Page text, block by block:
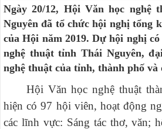
Ngày 20/12, Hội Văn học nghệ
Nguyên đã tổ chức hội nghị tổng
của Hội năm 2019. Dự hội nghị
nghệ thuật tỉnh Thái Nguyên,
nghệ thuật của tỉnh, thành phố và
Hội Văn học nghệ thuật
hiện có 97 hội viên, hoạt động
các lĩnh vực: Sáng tác thơ, văn;